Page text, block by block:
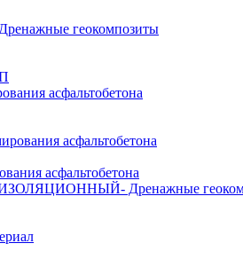
геокомпозиты
асфальтобетона
асфальтобетона
асфальтобетона
- Дренажные